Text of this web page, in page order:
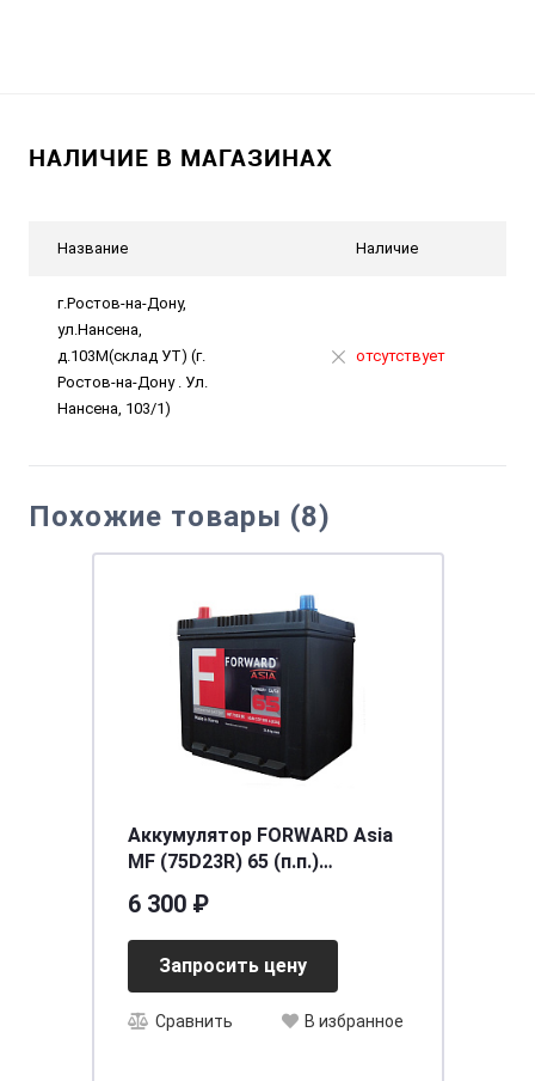
НАЛИЧИЕ В МАГАЗИНАХ
Название Наличие
г.Ростов-на-Дону,
ул.Нансена,
д.103М(склад УТ) (г.
Ростов-на-Дону . Ул.
Нансена, 103/1)
отсутствует
Похожие товары (8)
Аккумулятор FORWARD Asia
MF (75D23R) 65 (п.п.)
[D23]
6 300 ₽
Запросить цену
Сравнить В избранное